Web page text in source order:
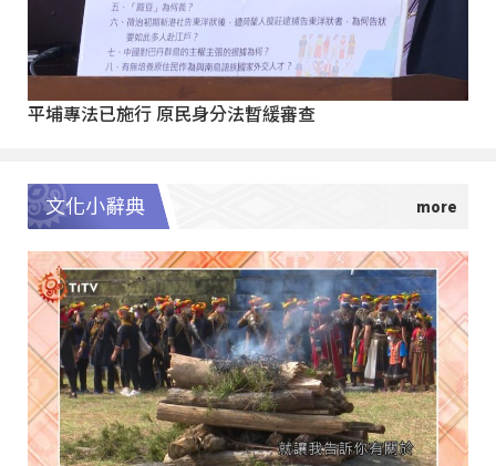
平埔專法已施行 原民身分法暫緩審查
文化小辭典